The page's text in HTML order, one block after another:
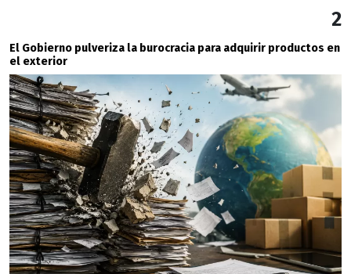
2
El Gobierno pulveriza la burocracia para adquirir productos en
el exterior